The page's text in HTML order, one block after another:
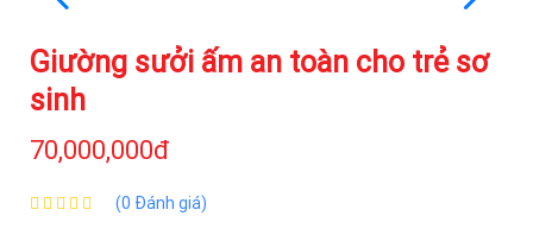
Giường sưởi ấm an toàn cho trẻ sơ
sinh
70,000,000đ
(0 Đánh giá)